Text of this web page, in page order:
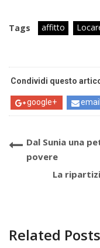
Tags affitto
Condividi questo
google+ email
Dal Sunia una
povere
La
Related Posts